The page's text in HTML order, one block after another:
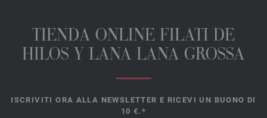
TIENDA ONLINE FILATI DE
HILOS Y LANA LANA GROSSA
ISCRIVITI ORA ALLA NEWSLETTER E RICEVI UN BUONO DI
10 €.*